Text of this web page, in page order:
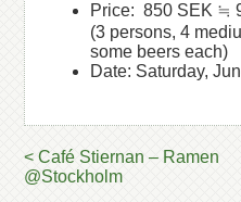
Price: 850 SEK ≒
(3 persons, 4
some beers each)
Date: Saturday,
< Café Stiernan – Ramen
@Stockholm